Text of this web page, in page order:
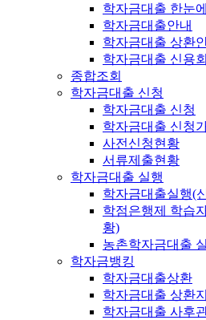
학자금대출 한눈
학자금대출안내
학자금대출 상환
학자금대출 신용
종합조회
학자금대출 신청
학자금대출 신청
학자금대출 신청
사전신청현황
서류제출현황
학자금대출 실행
학자금대출실행(
학점은행제 학습
황)
농촌학자금대출
학자금뱅킹
학자금대출상환
학자금대출 상환
학자금대출 사후